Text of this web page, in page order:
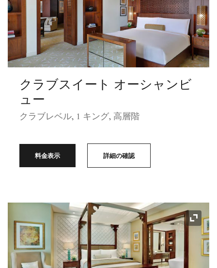
クラブスイート オーシャンビ
ュー
クラブレベル, 1 キング, 高層階
料金表示 詳細の確認
アイ